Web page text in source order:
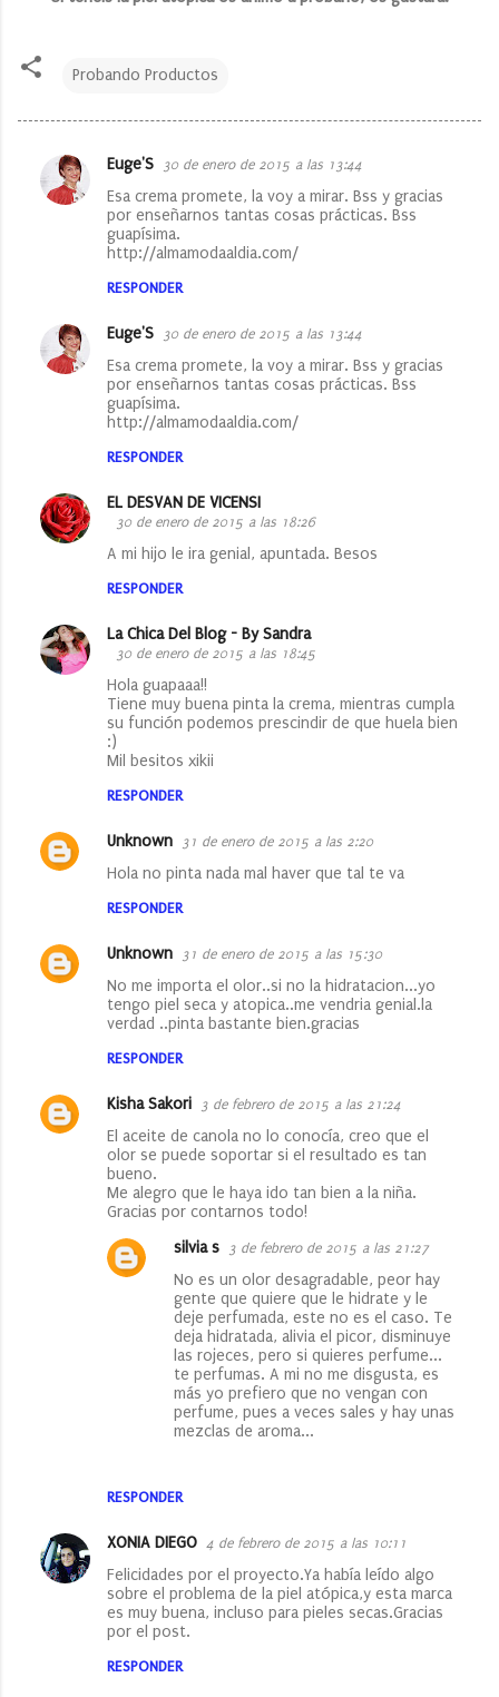
Probando Productos
C
t
a
Euge'S 30 de enero de 2015 a las 13:44
Esa crema promete, la voy a mirar. Bss y gracias
por enseñarnos tantas cosas prácticas. Bss
guapísima.
http://almamodaaldia.com/
RESPONDER
Euge'S 30 de enero de 2015 a las 13:44
Esa crema promete, la voy a mirar. Bss y gracias
por enseñarnos tantas cosas prácticas. Bss
guapísima.
http://almamodaaldia.com/
RESPONDER
EL DESVAN DE VICENSI
30 de enero de 2015 a las 18:26
A mi hijo le ira genial, apuntada. Besos
RESPONDER
La Chica Del Blog - By Sandra
30 de enero de 2015 a las 18:45
Hola guapaaa!!
Tiene muy buena pinta la crema, mientras cumpla
su función podemos prescindir de que huela bien
:)
Mil besitos xikii
RESPONDER
Unknown 31 de enero de 2015 a las 2:20
Hola no pinta nada mal haver que tal te va
RESPONDER
Unknown 31 de enero de 2015 a las 15:30
No me importa el olor..si no la hidratacion...yo
tengo piel seca y atopica..me vendria genial.la
verdad ..pinta bastante bien.gracias
RESPONDER
Kisha Sakori 3 de febrero de 2015 a las 21:24
El aceite de canola no lo conocía, creo que el
olor se puede soportar si el resultado es tan
bueno.
Me alegro que le haya ido tan bien a la niña.
Gracias por contarnos todo!
RESPONDER
silvia s 3 de febrero de 2015 a las 21:27
No es un olor desagradable, peor hay
gente que quiere que le hidrate y le
deje perfumada, este no es el caso. Te
deja hidratada, alivia el picor, disminuye
las rojeces, pero si quieres perfume...
te perfumas. A mi no me disgusta, es
más yo prefiero que no vengan con
perfume, pues a veces sales y hay unas
mezclas de aroma...
XONIA DIEGO 4 de febrero de 2015 a las 10:11
Felicidades por el proyecto.Ya había leído algo
sobre el problema de la piel atópica,y esta marca
es muy buena, incluso para pieles secas.Gracias
por el post.
RESPONDER